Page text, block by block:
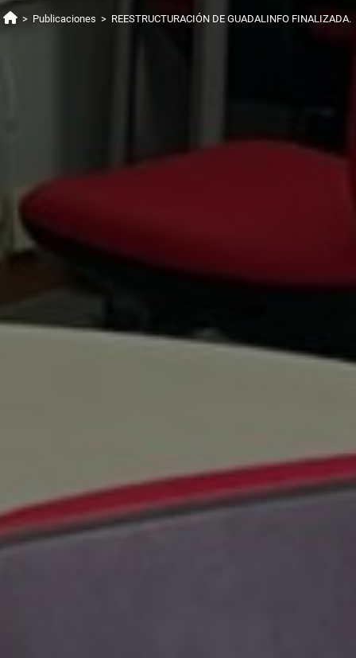
> Publicaciones > REESTRUCTURACIÓN DE GUADALINFO FINALIZADA.